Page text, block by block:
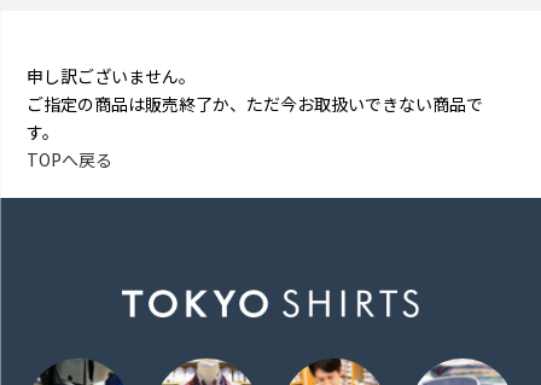
申し訳ございません。
ご指定の商品は販売終了か、ただ今お取扱いできない商品で
す。
TOPへ戻る